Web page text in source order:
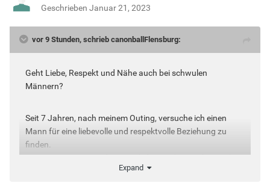
Geschrieben Januar 21, 2023
vor 9 Stunden, schrieb canonballFlensburg:
Geht Liebe, Respekt und Nähe auch bei schwulen
Männern?
Seit 7 Jahren, nach meinem Outing, versuche ich einen
Mann für eine liebevolle und respektvolle Beziehung zu
finden.
Meine Frage: was ist der Grund, dass sich so viele nur über
Sex definieren und gute tiefe Gespräche kaum möglich
Expand